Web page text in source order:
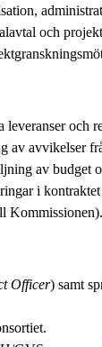
och
och
av avvikelser
av budget
i
Kommissionen).
Officer) samt